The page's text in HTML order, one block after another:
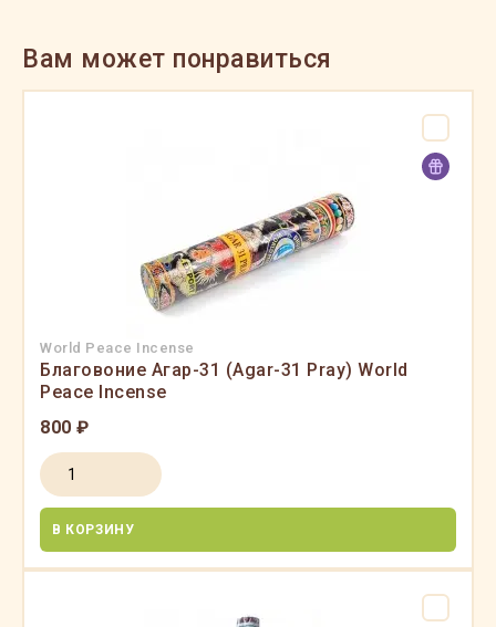
Вам может понравиться
World Peace Incense
Благовоние Агар-31 (Agar-31 Pray) World
Peace Incense
800 ₽
В КОРЗИНУ